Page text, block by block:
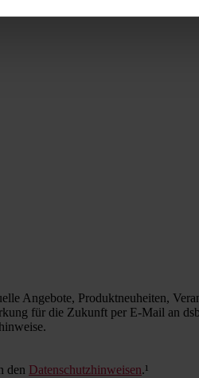
im Betreff mit, welchen
Angebote, Produktneuheiten,
für die Zukunft per E-Mail an
den Datenschutzhinweisen.¹